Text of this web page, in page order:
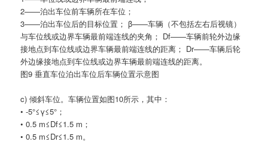
2——泊出车位前车辆所在车位；
3——泊出车位后的目标位置； β——车辆（不包括左右后视镜）
与车位线或边界车辆最前端连线的夹角； Df——车辆前轮外边缘
接地点到车位线或边界车辆最前端连线的距离； Dr——车辆后轮
外边缘接地点到车位线或边界车辆最前端连线的距离。
图9 垂直车位泊出车位后车辆位置示意图
c) 倾斜车位。车辆位置如图10所示，其中：
• -5°≤γ≤5°；
• 0.5 m≤Df≤1.5 m；
• 0.5 m≤Dr≤1.5 m。